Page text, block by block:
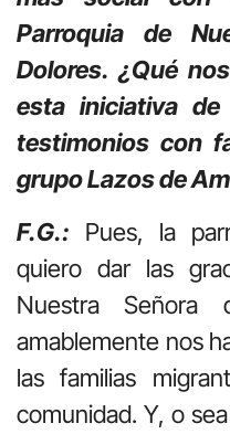
Parroquia de
Dolores. ¿Qué
esta iniciativa
testimonios con
grupo Lazos de
F.G.: Pues, la
quiero dar las
Nuestra
amablemente nos
las familias
comunidad. Y, o